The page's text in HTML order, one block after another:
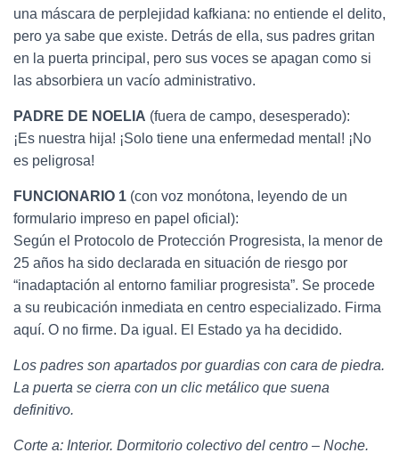
una máscara de perplejidad kafkiana: no entiende el delito,
pero ya sabe que existe. Detrás de ella, sus padres gritan
en la puerta principal, pero sus voces se apagan como si
las absorbiera un vacío administrativo.
PADRE DE NOELIA (fuera de campo, desesperado):
¡Es nuestra hija! ¡Solo tiene una enfermedad mental! ¡No
es peligrosa!
FUNCIONARIO 1 (con voz monótona, leyendo de un
formulario impreso en papel oficial):
Según el Protocolo de Protección Progresista, la menor de
25 años ha sido declarada en situación de riesgo por
“inadaptación al entorno familiar progresista”. Se procede
a su reubicación inmediata en centro especializado. Firma
aquí. O no firme. Da igual. El Estado ya ha decidido.
Los padres son apartados por guardias con cara de piedra.
La puerta se cierra con un clic metálico que suena
definitivo.
Corte a: Interior. Dormitorio colectivo del centro – Noche.